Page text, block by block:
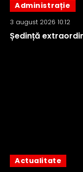
Administrație
3 august 2026 10:12
Ședință
Actualitate